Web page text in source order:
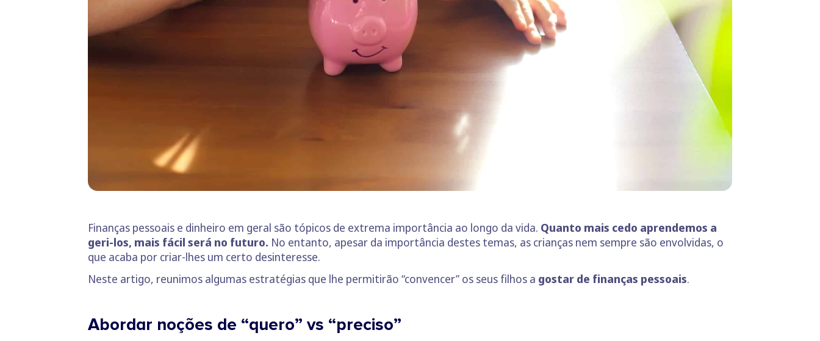
Finanças pessoais e dinheiro em geral são tópicos de extrema importância ao longo da vida. Quanto mais cedo aprendemos a
geri-los, mais fácil será no futuro. No entanto, apesar da importância destes temas, as crianças nem sempre são envolvidas, o
que acaba por criar-lhes um certo desinteresse.
Neste artigo, reunimos algumas estratégias que lhe permitirão “convencer” os seus filhos a gostar de finanças pessoais.
Abordar noções de “quero” vs “preciso”